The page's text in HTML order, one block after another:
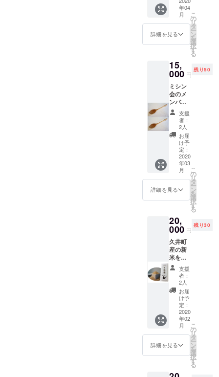
指定は
お任せ
くださ
い) 本プ
ロジェ
すの
で、通
常販売
はあり
ませ
ん。
年04
月
詳細を見る
こ
の
リ
タ
ー
ン
を
選
択
す
る
15,
000 円
残り50
ミシン
会のメ
ンバー
である
久井町
のこだ
わり家
具屋さ
ん『サ
クラサ
ク』が
製作で
使って
いる高
級材ブ
ラック
ナット
または
チェ
リーを
使用し
手で
削った
スプー
ンで
す。(使
用する
材木の
指定は
お任せ
くださ
い) 本プ
ロジェ
支援
者：
2人
お届
け予
定：
2020
年03
月
詳細を見る
こ
の
リ
タ
ー
ン
を
選
択
す
る
20,
000 円
残り30
久井町
産の新
米をご
賞味く
ださ
い。 コ
シヒカ
リとキ
ヌヒカ
リを2kg
ずつお
送りし
ます。 *
パッ
ケージ
デザイ
メージ
支援
者：
2人
お届
け予
定：
2020
年02
月
詳細を見る
こ
の
リ
タ
ー
ン
を
選
択
す
る